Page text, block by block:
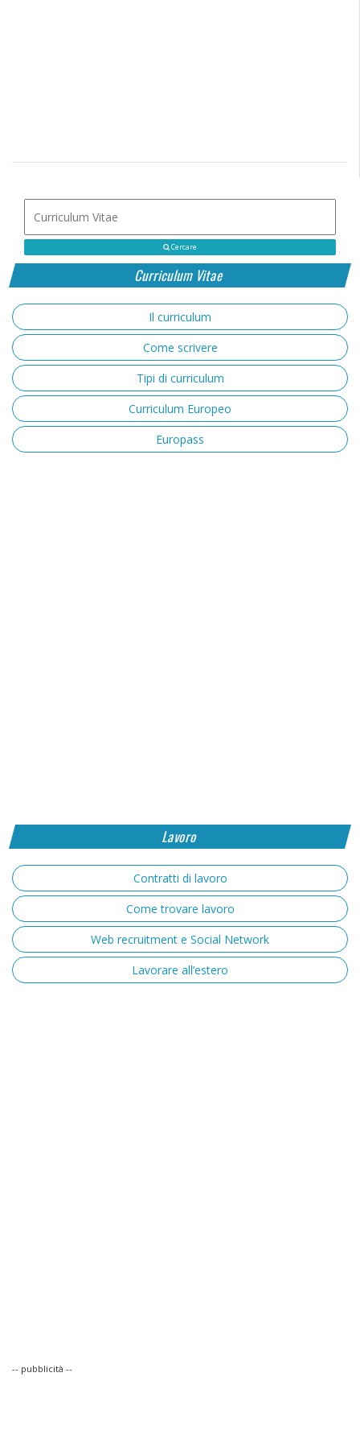
Cercare
Curriculum Vitae
Il curriculum
Come scrivere
Tipi di curriculum
Curriculum Europeo
Europass
Lavoro
Contratti di lavoro
Come trovare lavoro
Web recruitment e Social Network
Lavorare all’estero
-- pubblicità --